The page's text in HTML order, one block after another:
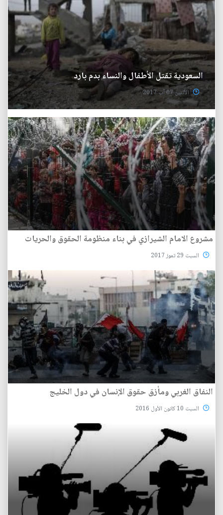
السعودية تقتل الأطفال والنساء بدم بارد
الأثنين 07 آب 2017
مشروع الامام الشيرازي في بناء منظومة الحقوق والحريات
السبت 29 تموز 2017
النفاق الغربي ومأزق حقوق الإنسان في دول الخليج
السبت 10 كانون الأول 2016